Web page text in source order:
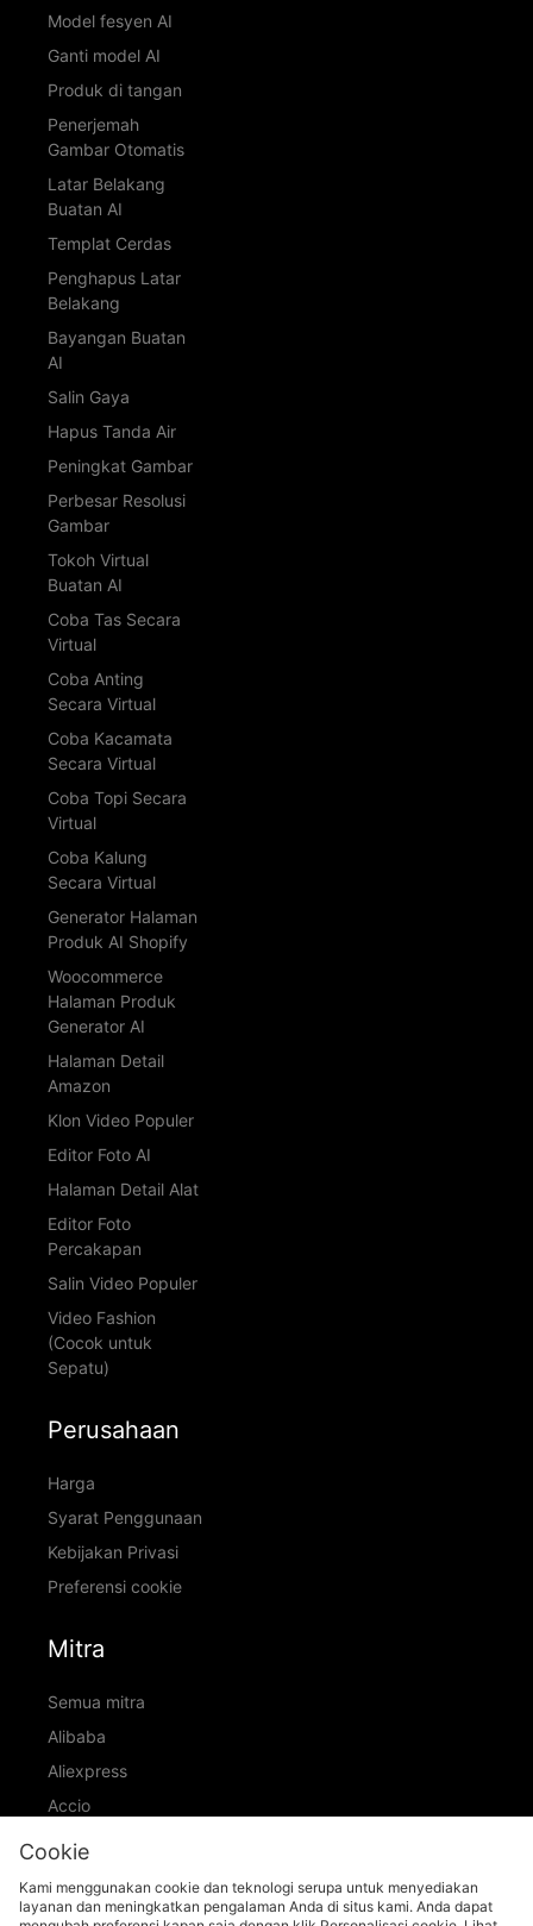
Model fesyen AI
Ganti model AI
Produk di tangan
Penerjemah
Gambar Otomatis
Latar Belakang
Buatan AI
Templat Cerdas
Penghapus Latar
Belakang
Bayangan Buatan
AI
Salin Gaya
Hapus Tanda Air
Peningkat Gambar
Perbesar Resolusi
Gambar
Tokoh Virtual
Buatan AI
Coba Tas Secara
Virtual
Coba Anting
Secara Virtual
Coba Kacamata
Secara Virtual
Coba Topi Secara
Virtual
Coba Kalung
Secara Virtual
Generator Halaman
Produk AI Shopify
Woocommerce
Halaman Produk
Generator AI
Halaman Detail
Amazon
Klon Video Populer
Editor Foto AI
Halaman Detail Alat
Editor Foto
Percakapan
Salin Video Populer
Video Fashion
(Cocok untuk
Sepatu)
Perusahaan
Harga
Syarat Penggunaan
Kebijakan Privasi
Preferensi cookie
Mitra
Semua mitra
Alibaba
Aliexpress
Accio
ID Ranking
Cookie
Kami menggunakan cookie dan teknologi serupa untuk menyediakan
layanan dan meningkatkan pengalaman Anda di situs kami. Anda dapat